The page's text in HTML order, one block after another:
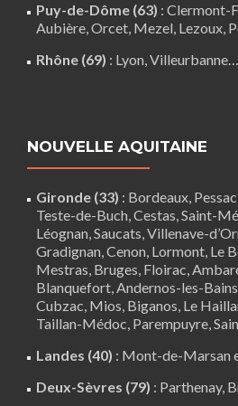
Puy-de-Dôme (63) : Clermont-
Aubière,Orcet, Mezel, Lezoux,
Rhône (69) : Lyon, Villeurbanne…
NOUVELLE AQUITAINE
Gironde (33) : Bordeaux, Pessac
Teste-de-Buch,Cestas,Saint-
Léognan,Saucats,Villenave-
Gradignan,Cenon, Lormont, Le
Mestras, Bruges, Floirac,
Blanquefort,Andernos-les-Bains
Cubzac, Mios, Biganos, Le
Taillan-Médoc, Parempuyre,
Landes (40) : Mont-de-Marsan
Deux-Sèvres (79) : Parthenay,